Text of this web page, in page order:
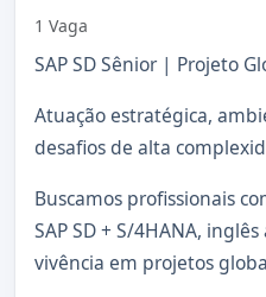
1 Vaga
SAP SD Sênior | Projeto
Atuação estratégica,
desafios de alta
Buscamos profissionais
SAP SD + S/4HANA,
vivência em projetos